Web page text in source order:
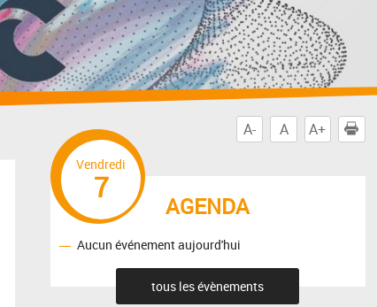
A- A A+
AGENDA
Vendredi
7
Aucun événement aujourd'hui
tous les évènements